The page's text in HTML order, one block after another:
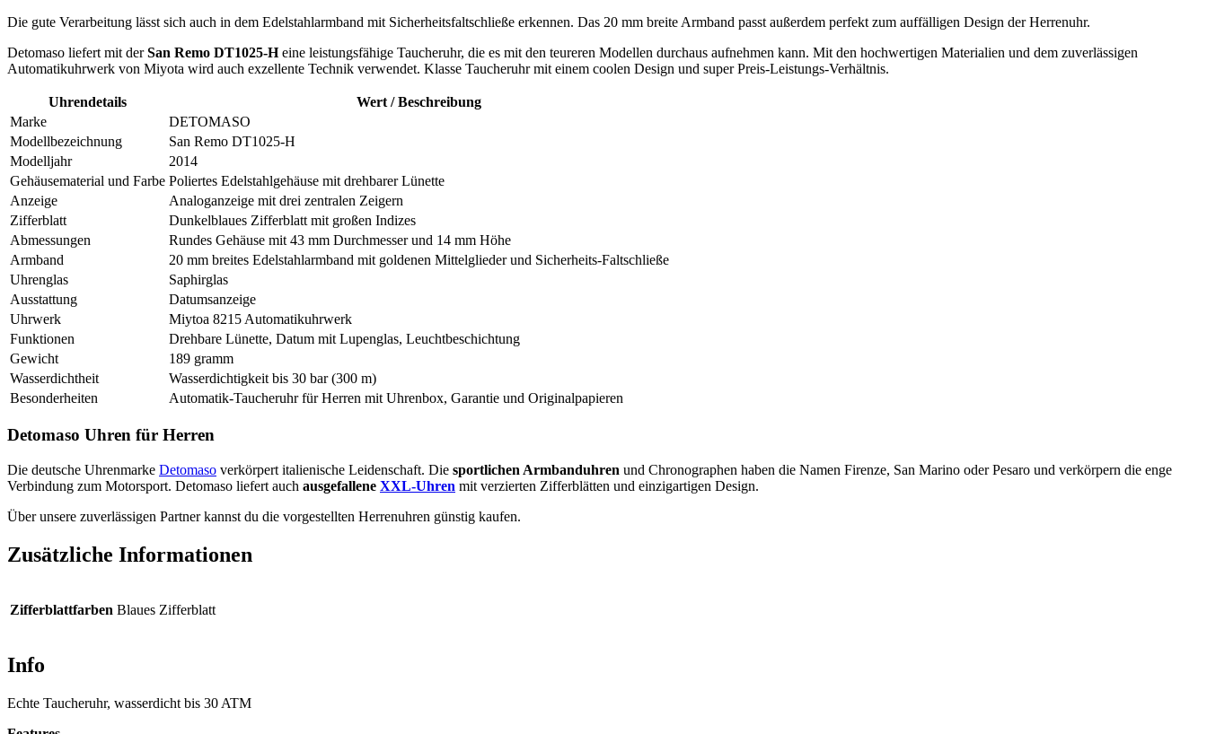
Die gute Verarbeitung lässt sich auch in dem Edelstahlarmband mit Sicherheitsfaltschließe erkennen. Das 20 mm breite Armband passt außerdem perfekt zum auffälligen Design der Herrenuhr.
Detomaso liefert mit derSan Remo DT1025-Heine leistungsfähige Taucheruhr, die es mit den teureren Modellen durchaus aufnehmen kann. Mit den hochwertigen Materialien und dem zuverlässigen
Automatikuhrwerk von Miyota wird auch exzellente Technik verwendet. Klasse Taucheruhr mit einem coolen Design und super Preis-Leistungs-Verhältnis.
Uhrendetails
Wert / Beschreibung
Marke
DETOMASO
Modellbezeichnung
San Remo DT1025-H
Modelljahr
2014
Gehäusematerial und Farbe Poliertes Edelstahlgehäuse mit drehbarer Lünette
Anzeige
Analoganzeige mit drei zentralen Zeigern
Zifferblatt
Dunkelblaues Zifferblatt mit großen Indizes
Abmessungen
Rundes Gehäuse mit 43 mm Durchmesser und 14 mm Höhe
Armband
20 mm breites Edelstahlarmband mit goldenen Mittelglieder und Sicherheits-Faltschließe
Uhrenglas
Saphirglas
Ausstattung
Datumsanzeige
Uhrwerk
Miytoa 8215 Automatikuhrwerk
Funktionen
Drehbare Lünette, Datum mit Lupenglas, Leuchtbeschichtung
Gewicht
189 gramm
Wasserdichtheit
Wasserdichtigkeit bis 30 bar (300 m)
Besonderheiten
Automatik-Taucheruhr für Herren mit Uhrenbox, Garantie und Originalpapieren
Detomaso Uhren für Herren
Die deutsche Uhrenmarke Detomaso verkörpert italienische Leidenschaft. Die sportlichen Armbanduhren und Chronographen haben die Namen Firenze, San Marino oder Pesaro und verkörpern die enge
Verbindung zum Motorsport. Detomaso liefert auch ausgefallene XXL-Uhren mit verzierten Zifferblätten und einzigartigen Design.
Über unsere zuverlässigen Partner kannst du die vorgestellten Herrenuhren günstig kaufen.
Zusätzliche Informationen
Zifferblattfarben Blaues Zifferblatt
Info
Echte Taucheruhr, wasserdicht bis 30 ATM